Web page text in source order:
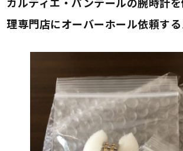
理専門店にオーバーホール依頼す